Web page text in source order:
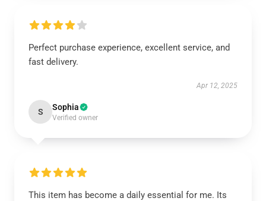
Perfect purchase experience, excellent service, and
fast delivery.
Apr 12, 2025
S Sophia
Verified owner
This item has become a daily essential for me. Its